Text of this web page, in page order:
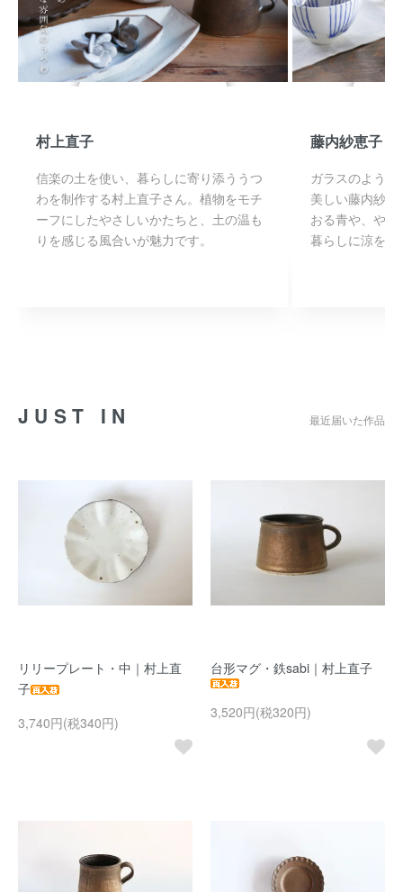
村上直子
信楽の土を使い、暮らしに寄り添ううつ
わを制作する村上直子さん。植物をモチ
ーフにしたやさしいかたちと、土の温も
りを感じる風合いが魅力です。
藤内紗恵子
ガラスのよう
美しい藤内紗
おる青や、や
暮らしに涼を
JUST IN 最近届いた作品
リリープレート・中｜村上直
子
3,740円(税340円)
台形マグ・鉄sabi｜村上直子
3,520円(税320円)